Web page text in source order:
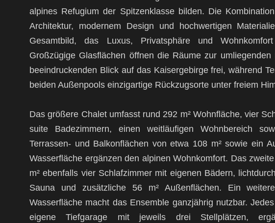
alpines Refugium der Spitzenklasse bilden. Die
Architektur, modernem Design und hochwertigen
Gesamtbild, das Luxus, Privatsphäre und
Großzügige Glasflächen öffnen die Räume zur
beeindruckenden Blick auf das Kaisergebirge frei, während
beiden Außenpools einzigartige Rückzugsorte unter freiem
Das größere Chalet umfasst rund 292 m² Wohnfläche, vier
suite Badezimmern, einen weitläufigen Wohnbereich
Terrassen- und Balkonflächen von etwa 108 m² sowie ein
Wasserfläche ergänzen den alpinen Wohnkomfort. Das
m² ebenfalls vier Schlafzimmer mit eigenen Bädern,
Sauna und zusätzliche 56 m² Außenflächen. Ein
Wasserfläche macht das Ensemble ganzjährig nutzbar.
eigene Tiefgarage mit jeweils drei Stellplätzen,